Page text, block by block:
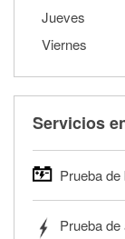
Jueves
Viernes
Servicios
Prueba
autos,Prueba